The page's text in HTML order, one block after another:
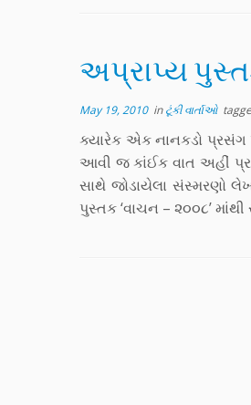
અપ્રાપ્ય
May 19, 2010inટૂંકી વાર્તાઓ
ક્યારેક એક નાનકડો
આવી જ કાંઈક વાત અહીં
સાથે જોડાયેલા સંસ્મરણો
પુસ્તક ‘વાચન – ૨૦૦૮’